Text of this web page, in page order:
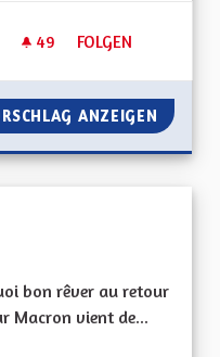
49 49 FOLLOWER
FOLGEN
RENFORCEMENT
ANZEIGEN
bon rêver au retour
Macron vient de...